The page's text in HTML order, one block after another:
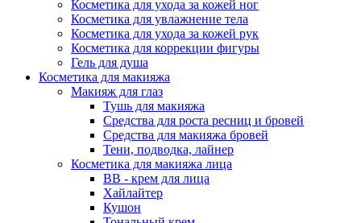
Косметика для ухода за кожей ног
Косметика для увлажнение тела
Косметика для ухода за кожей рук
Косметика для коррекции фигуры
Гель для душа
Косметика для макияжа
Макияж для глаз
Тушь для макияжа
Средства для роста ресниц и бровей
Средства для макияжа бровей
Тени, подводка, лайнер
Косметика для макияжа лица
ВВ - крем для лица
Хайлайтер
Кушон